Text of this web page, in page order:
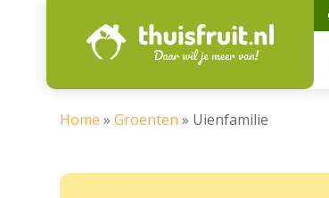
Home » Groenten » Uienfamilie